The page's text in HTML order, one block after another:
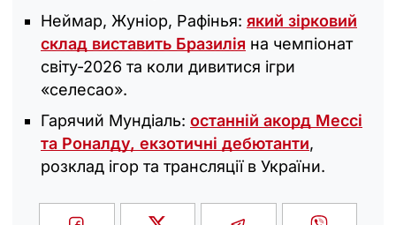
Неймар, Жуніор, Рафінья: який зірковий
склад виставить Бразилія на чемпіонат
світу-2026 та коли дивитися ігри
«селесао».
Гарячий Мундіаль: останній акорд Мессі
та Роналду, екзотичні дебютанти,
розклад ігор та трансляції в України.